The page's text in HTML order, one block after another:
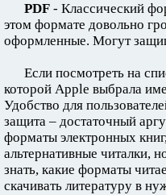
PDF - Классический
этом формате довольно
оформленные. Могут
Если посмотреть на
которой Apple выбрала
Удобство для
защита – достаточный
форматы электронных
альтернативные читалки,
знать, какие форматы
скачивать литературу в